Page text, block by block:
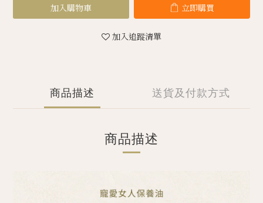
加入購物車 立即購買
加入追蹤清單
商品描述 送貨及付款方式
商品描述